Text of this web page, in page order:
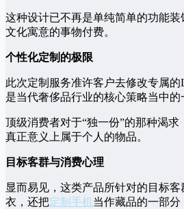
这种设计已不再是单纯简单的功能
文化寓意的事物付费。
个性化定制的极限
此次定制服务准许客户去修改专属
是当代奢侈品行业的核心策略当中的
顶级消费者对于“独一份”的那种渴
真正意义上属于个人的物品。
目标客群与消费心理
显而易见，这类产品所针对的目标
衣，还把定制手机当作藏品的一部分